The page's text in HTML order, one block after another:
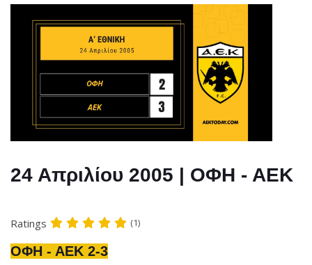
24 Απριλίου 2005 | ΟΦΗ - ΑΕΚ
Ratings (1)
ΟΦΗ - ΑΕΚ 2-3